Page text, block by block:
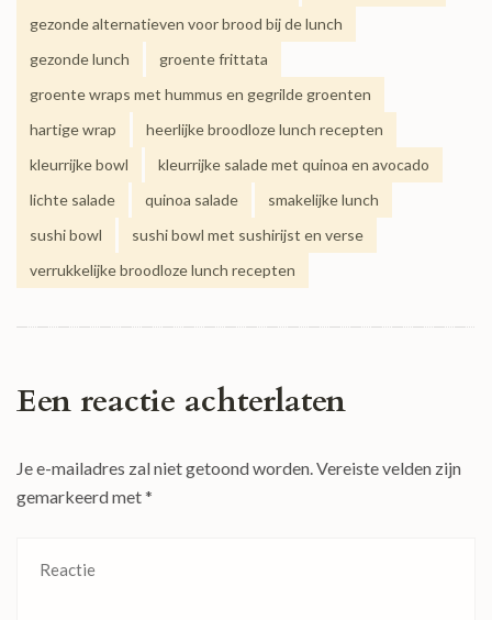
gezonde alternatieven voor brood bij de lunch
gezonde lunch
groente frittata
groente wraps met hummus en gegrilde groenten
hartige wrap
heerlijke broodloze lunch recepten
kleurrijke bowl
kleurrijke salade met quinoa en avocado
lichte salade
quinoa salade
smakelijke lunch
sushi bowl
sushi bowl met sushirijst en verse
verrukkelijke broodloze lunch recepten
Een reactie achterlaten
Je e-mailadres zal niet getoond worden.Vereiste velden zijn
gemarkeerd met*